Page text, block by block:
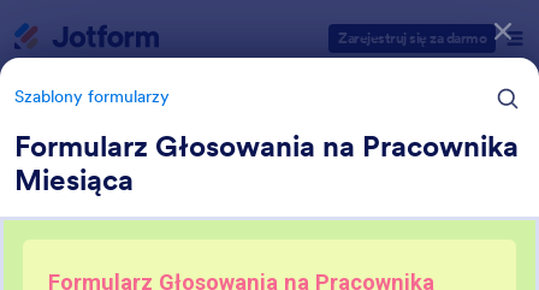
Zarejestruj się za darmo
Szablony formularzy
Formularz Głosowania na Pracownika
Miesiąca
Kategorie szablonów formularzy